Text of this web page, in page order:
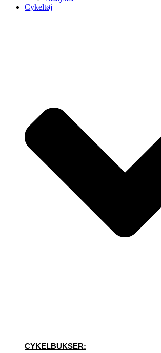
Cykeltøj
CYKELBUKSER: